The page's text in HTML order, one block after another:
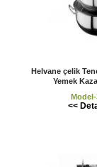
Helvane çelik
Yemek
<<